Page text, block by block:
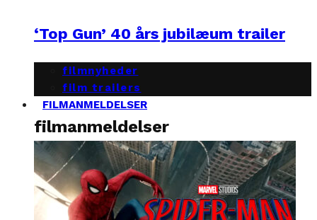
‘Top Gun’ 40 års jubilæum trailer
filmnyheder
film trailers
FILMANMELDELSER
filmanmeldelser